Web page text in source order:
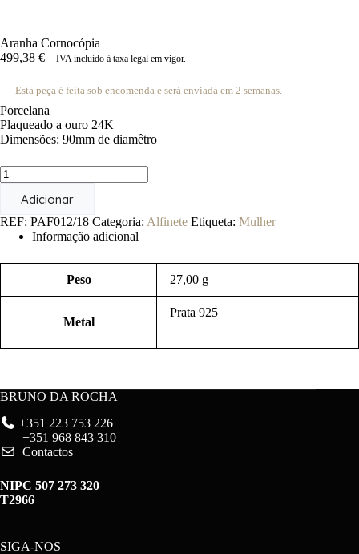
Aranha Cornocópia
499,38 € IVA incluído à taxa legal em vigor.
Esta peça é feita sob encomenda e será enviada em 2 semanas.
Porcelana
Plaqueado a ouro 24K
Dimensões: 90mm de diamêtro
Quantidade
de
AranhaAdicionar
REF: PAF012/18 Categoria: Alfinete Etiqueta: Mulher
Informação adicional
Peso 27,00 g
Metal
Prata 925
BRUNO DA ROCHA
+351 223 753 226
+351 968 843 310
Contactos
NIPC 507 273 320
T2966
SIGA-NOS